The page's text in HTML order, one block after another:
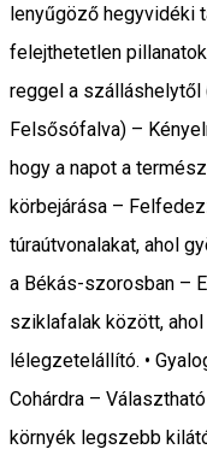
lenyűgöző hegyvidéki
felejthetetlen
reggel a szálláshelytől
Felsősófalva) –
hogy a napot a
körbejárása –
túraútvonalakat, ahol
a Békás-szorosban –
sziklafalak között,
lélegzetelállító. •
Cohárdra –
környék legszebb